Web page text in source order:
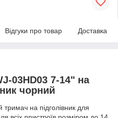
Відгуки про товар Доставка
03HD03 7-14" на
чорний
на підголівник для